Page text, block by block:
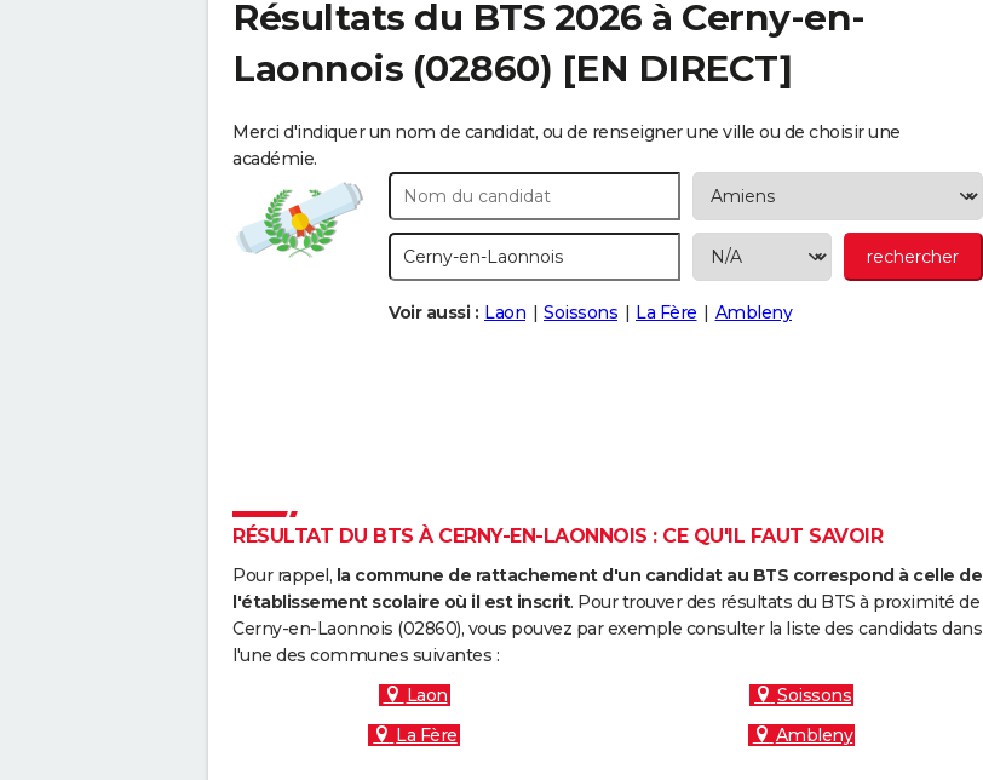
Résultats du BTS 2026 à Cerny-en-
Laonnois (02860) [EN DIRECT]
Merci d'indiquer un nom de candidat, ou de renseigner une ville ou de choisir une
académie.
Voir aussi : Laon Soissons La Fère Ambleny
RÉSULTAT DU BTS À CERNY-EN-LAONNOIS : CE QU'IL FAUT SAVOIR
Pour rappel, la commune de rattachement d'un candidat au BTS correspond à celle de
l'établissement scolaire où il est inscrit. Pour trouver des résultats du BTS à proximité de
Cerny-en-Laonnois (02860), vous pouvez par exemple consulter la liste des candidats dans
l'une des communes suivantes :
Laon
Soissons
La Fère
Ambleny